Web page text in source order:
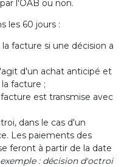
l'OAB ou non.
les 60 jours :
facture si une décision a
d'un achat anticipé et
facture ;
est transmise avec
dans le cas d'un
Les paiements des
feront à partir de la date
: décision d'octroi